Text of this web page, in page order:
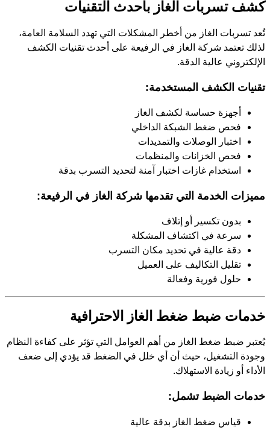
كشف تسربات الغاز بأحدث التقنيات
تُعد تسربات الغاز من أخطر المشكلات التي تهدد السلامة العامة،
لذلك تعتمد شركة الغاز في الرفيعة على أحدث تقنيات الكشف
الإلكتروني عالية الدقة.
تقنيات الكشف المستخدمة:
أجهزة حساسة لكشف الغاز
فحص ضغط الشبكة الداخلي
اختبار الوصلات والتمديدات
فحص الخزانات والمنظمات
استخدام غازات اختبار آمنة لتحديد التسرب بدقة
مميزات الخدمة التي تقدمها شركة الغاز في الرفيعة:
بدون تكسير أو إتلاف
سرعة في اكتشاف المشكلة
دقة عالية في تحديد مكان التسرب
تقليل التكاليف على العميل
حلول فورية وفعالة
خدمات ضبط ضغط الغاز الاحترافية
يُعتبر ضبط ضغط الغاز من أهم العوامل التي تؤثر على كفاءة النظام
وجودة التشغيل، حيث أن أي خلل في الضغط قد يؤدي إلى ضعف
الأداء أو زيادة الاستهلاك.
خدمات الضبط تشمل:
قياس ضغط الغاز بدقة عالية